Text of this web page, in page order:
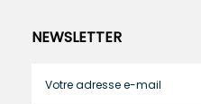
NEWSLETTER